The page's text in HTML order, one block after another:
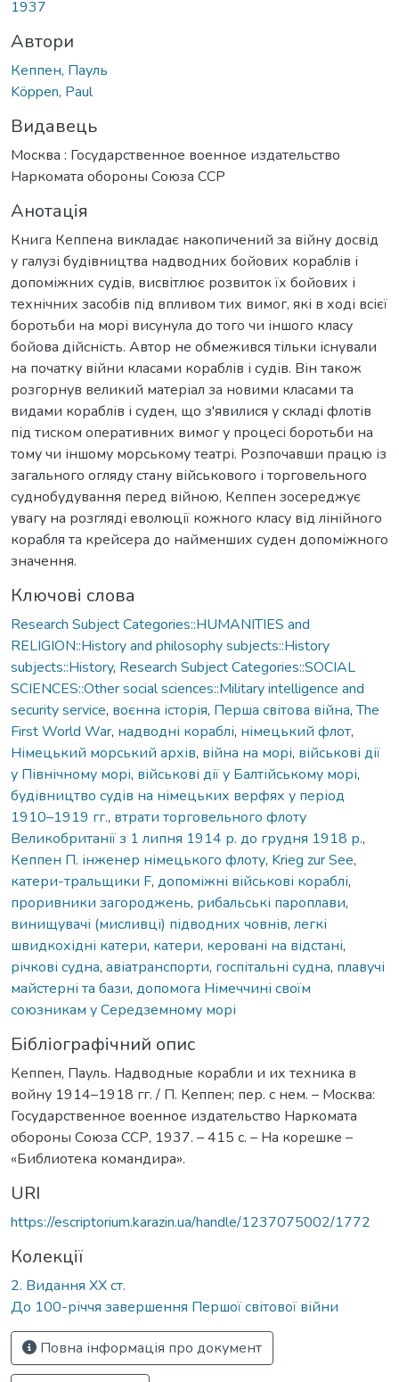
1937
Автори
Кеппен, Пауль
Köppen, Paul
Видавець
Москва : Государственное военное издательство
Наркомата обороны Союза ССР
Анотація
Книга Кеппена викладає накопичений за війну досвід
у галузі будівництва надводних бойових кораблів і
допоміжних судів, висвітлює розвиток їх бойових і
технічних засобів під впливом тих вимог, які в ході всієї
боротьби на морі висунула до того чи іншого класу
бойова дійсність. Автор не обмежився тільки існували
на початку війни класами кораблів і судів. Він також
розгорнув великий матеріал за новими класами та
видами кораблів і суден, що з'явилися у складі флотів
під тиском оперативних вимог у процесі боротьби на
тому чи іншому морському театрі. Розпочавши працю із
загального огляду стану військового і торговельного
суднобудування перед війною, Кеппен зосереджує
увагу на розгляді еволюції кожного класу від лінійного
корабля та крейсера до найменших суден допоміжного
значення.
Ключові слова
Research Subject Categories::HUMANITIES and
RELIGION::History and philosophy subjects::History
subjects::History, Research Subject Categories::SOCIAL
SCIENCES::Other social sciences::Military intelligence and
security service, воєнна історія, Перша світова війна,The
First World War, надводні кораблі, німецький флот,
Німецький морський архів, війна на морі, військові дії
у Північному морі, військові дії у Балтійському морі,
будівництво судів на німецьких верфях у період
1910–1919 гг., втрати торговельного флоту
Великобританії з 1 липня 1914 р. до грудня 1918 р.,
Кеппен П. інженер німецького флоту, Krieg zur See,
катери-тральщики F, допоміжні військові кораблі,
проривники загороджень, рибальські пароплави,
винищувачі (мисливці) підводних човнів, легкі
швидкохідні катери, катери, керовані на відстані,
річкові судна, авіатранспорти, госпітальні судна, плавучі
майстерні та бази, допомога Німеччині своїм
союзникам у Середземному морі
Бібліографічний опис
Кеппен, Пауль. Надводные корабли и их техника в
войну 1914–1918 гг. / П. Кеппен; пер. с нем. – Москва:
Государственное военное издательство Наркомата
обороны Союза ССР, 1937. – 415 с. – На корешке –
«Библиотека командира».
URI
https://escriptorium.karazin.ua/handle/1237075002/1772
Колекції
2. Видання ХХ ст.
До 100-річчя завершення Першої світової війни
Повна інформація про документ